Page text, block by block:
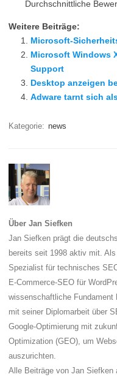
Durchschnittliche
Weitere Beiträge:
Microsoft-
Microsoft Windows
Support
Desktop anzeigen
Adware tarnt sich
Kategorie: news
Über Jan Siefken
Jan Siefken prägt die
bereits seit 1998 aktiv mit.
Spezialist für technisches
E-Commerce-SEO für
wissenschaftliche Fundament
mit seiner Diplomarbeit über
Google-Optimierung mit
Optimization (GEO), um
auszurichten.
Alle Beiträge von Jan Siefken